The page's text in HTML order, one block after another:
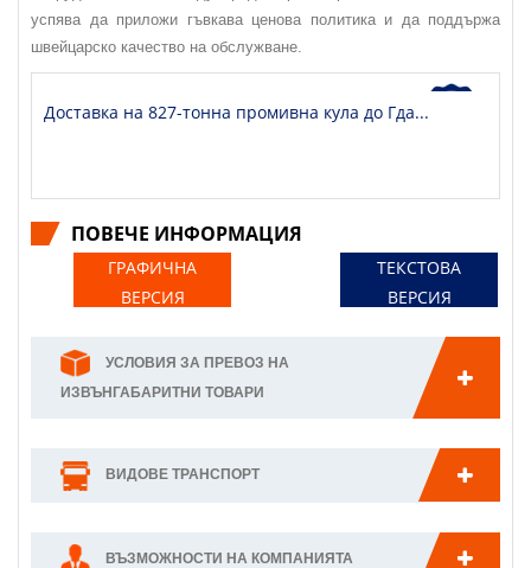
успява да приложи гъвкава ценова политика и да поддържа
швейцарско качество на обслужване.
Доставка на 827-тонна промивна кула до Гда...
ПОВЕЧЕ ИНФОРМАЦИЯ
ГРАФИЧНА
ВЕРСИЯ
ТЕКСТОВА
ВЕРСИЯ
УСЛОВИЯ ЗА ПРЕВОЗ НА
ИЗВЪНГАБАРИТНИ ТОВАРИ
ВИДОВЕ ТРАНСПОРТ
ВЪЗМОЖНОСТИ НА КОМПАНИЯТА